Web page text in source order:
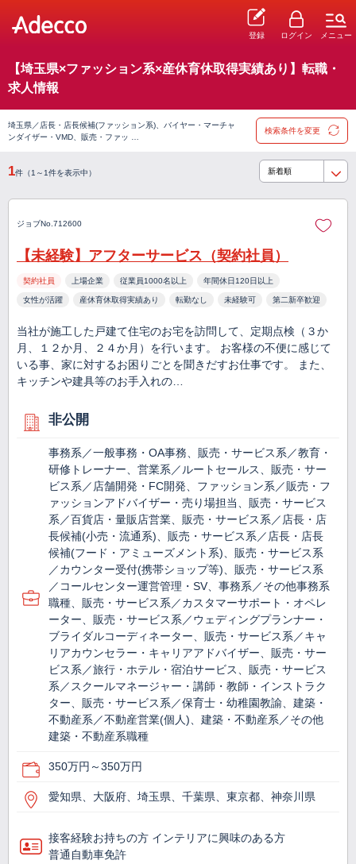
登録 ログイン メニュー
【埼玉県×ファッション系×産休育休取得実績あり】転職・
求人情報
埼玉県／店長・店長候補(ファッション系)、バイヤー・マーチャ
ンダイザー・VMD、販売・ファッ …
検索条件を変更
1件（1～1件を表示中）
ジョブNo.712600
【未経験】アフターサービス（契約社員）
契約社員 上場企業 従業員1000名以上 年間休日120日以上
女性が活躍 産休育休取得実績あり 転勤なし 未経験可 第二新卒歓迎
当社が施工した戸建て住宅のお宅を訪問して、定期点検（３か
月、１２か月、２４か月）を行います。 お客様の不便に感じて
いる事、家に対するお困りごとを聞きだすお仕事です。 また、
キッチンや建具等のお手入れの…
非公開
事務系／一般事務・OA事務、販売・サービス系／教育・
研修トレーナー、営業系／ルートセールス、販売・サー
ビス系／店舗開発・FC開発、ファッション系／販売・フ
ァッションアドバイザー・売り場担当、販売・サービス
系／百貨店・量販店営業、販売・サービス系／店長・店
長候補(小売・流通系)、販売・サービス系／店長・店長
候補(フード・アミューズメント系)、販売・サービス系
／カウンター受付(携帯ショップ等)、販売・サービス系
／コールセンター運営管理・SV、事務系／その他事務系
職種、販売・サービス系／カスタマーサポート・オペレ
ーター、販売・サービス系／ウェディングプランナー・
ブライダルコーディネーター、販売・サービス系／キャ
リアカウンセラー・キャリアアドバイザー、販売・サー
ビス系／旅行・ホテル・宿泊サービス、販売・サービス
系／スクールマネージャー・講師・教師・インストラク
ター、販売・サービス系／保育士・幼稚園教諭、建築・
不動産系／不動産営業(個人)、建築・不動産系／その他
建築・不動産系職種
350万円～350万円
愛知県、大阪府、埼玉県、千葉県、東京都、神奈川県
接客経験お持ちの方 インテリアに興味のある方
普通自動車免許